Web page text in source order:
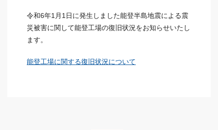
令和6年1月1日に発生しました能登半島地震による震
災被害に関して能登工場の復旧状況をお知らせいたし
ます。
能登工場に関する復旧状況について